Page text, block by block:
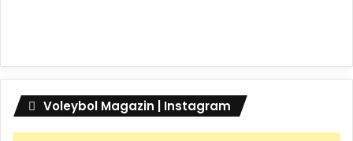
Voleybol Magazin | Instagram